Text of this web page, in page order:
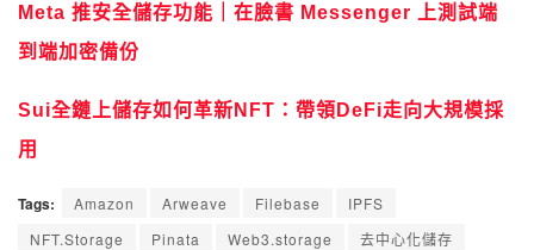
Meta 推安全儲存功能｜在臉書 Messenger 上測試端
到端加密備份
Sui全鏈上儲存如何革新NFT：帶領DeFi走向大規模採
用
Tags: Amazon Arweave Filebase
IPFS
NFT.Storage
Pinata Web3.storage 去中心化儲存